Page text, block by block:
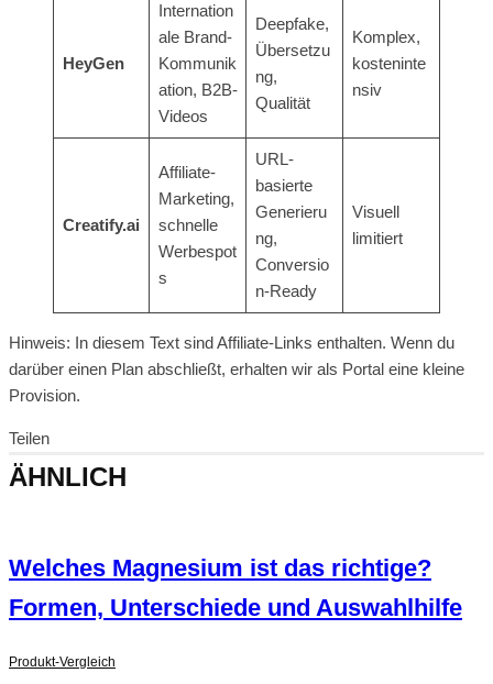
HeyGen
Internation
ale Brand-
Kommunik
ation, B2B-
Videos
Deepfake,
Übersetzu
ng,
Qualität
Komplex,
kosteninte
nsiv
Creatify.ai
Affiliate-
Marketing,
schnelle
Werbespot
s
URL-
basierte
Generieru
ng,
Conversio
n-Ready
Visuell
limitiert
Hinweis: In diesem Text sind Affiliate-Links enthalten. Wenn du
darüber einen Plan abschließt, erhalten wir als Portal eine kleine
Provision.
Teilen
ÄHNLICH
Welches Magnesium ist das richtige?
Formen, Unterschiede und Auswahlhilfe
Produkt-Vergleich